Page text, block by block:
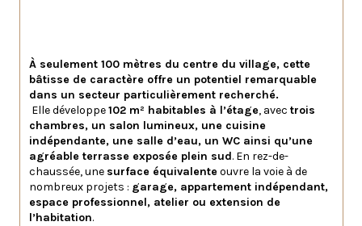
À seulement 100 mètres du centre du village, cette
bâtisse de caractère offre un potentiel remarquable
dans un secteur particulièrement recherché.
Elle développe 102 m² habitables à l’étage, avec trois
chambres, un salon lumineux, une cuisine
indépendante, une salle d’eau, un WC ainsi qu’une
agréable terrasse exposée plein sud. En rez-de-
chaussée, une surface équivalente ouvre la voie à de
nombreux projets : garage, appartement indépendant,
espace professionnel, atelier ou extension de
l’habitation.